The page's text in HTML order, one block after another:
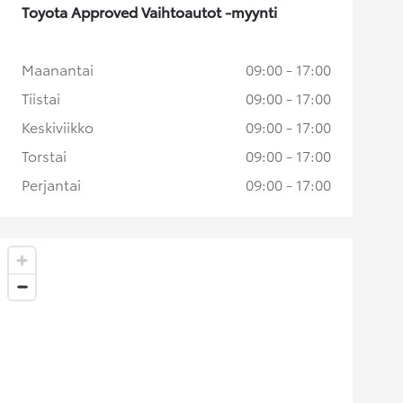
Toyota Approved Vaihtoautot -myynti
Maanantai
09:00 - 17:00
Tiistai
09:00 - 17:00
Keskiviikko
09:00 - 17:00
Torstai
09:00 - 17:00
Perjantai
09:00 - 17:00